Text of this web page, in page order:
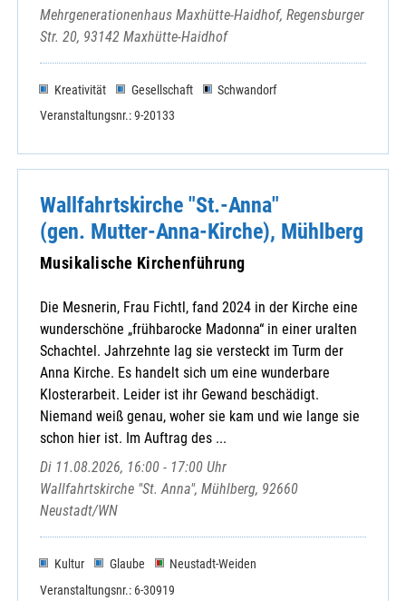
Mehrgenerationenhaus Maxhütte-Haidhof, Regensburger
Str. 20, 93142 Maxhütte-Haidhof
Kreativität Gesellschaft
Schwandorf
Veranstaltungsnr.: 9-20133
Wallfahrtskirche "St.-Anna"
(gen. Mutter-Anna-Kirche), Mühlberg
Musikalische Kirchenführung
Die Mesnerin, Frau Fichtl, fand 2024 in der Kirche eine
wunderschöne „frühbarocke Madonna“ in einer uralten
Schachtel. Jahrzehnte lag sie versteckt im Turm der
Anna Kirche. Es handelt sich um eine wunderbare
Klosterarbeit. Leider ist ihr Gewand beschädigt.
Niemand weiß genau, woher sie kam und wie lange sie
schon hier ist. Im Auftrag des ...
Di 11.08.2026, 16:00 - 17:00 Uhr
Wallfahrtskirche "St. Anna", Mühlberg, 92660
Neustadt/WN
Kultur Glaube
Neustadt-Weiden
Veranstaltungsnr.: 6-30919